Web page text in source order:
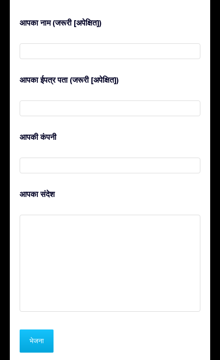
आपका नाम (जरूरी [अपेक्षित])
आपका ईपत्र पता (जरूरी [अपेक्षित])
आपकी कंपनी
आपका संदेश